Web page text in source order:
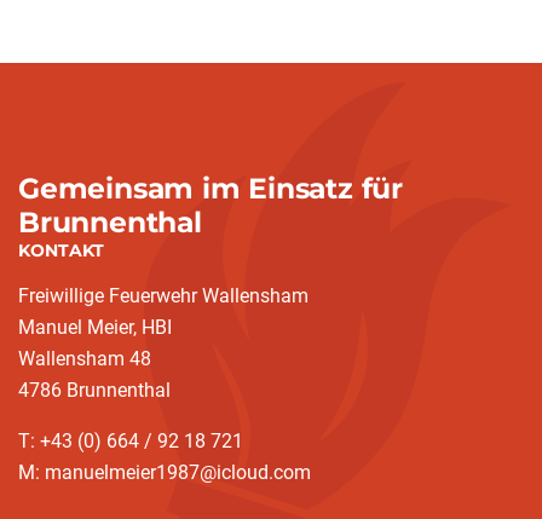
Gemeinsam im Einsatz für
Brunnenthal
KONTAKT
Freiwillige Feuerwehr Wallensham
Manuel Meier, HBI
Wallensham 48
4786 Brunnenthal
T: +43 (0) 664 / 92 18 721
M: manuelmeier1987@icloud.com